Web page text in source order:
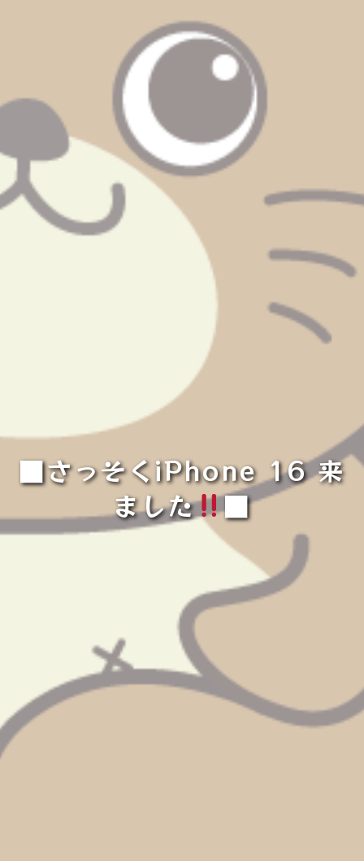
■さっそくiPhone 16 来
ました
■